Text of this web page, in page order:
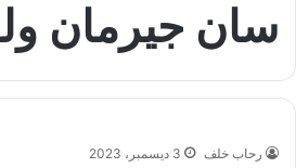
سان جيرمان
رحاب خلف 3 ديسمبر، 2023